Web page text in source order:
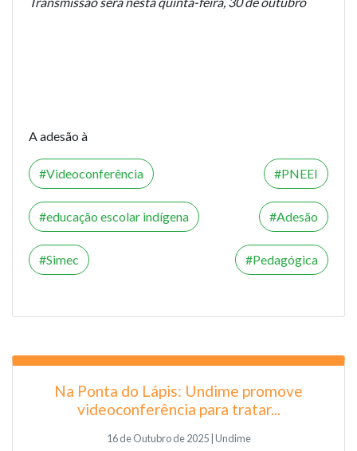
A adesão à
Videoconferência PNEEI
educação escolar indígena Adesão
Simec Pedagógica
Na Ponta do Lápis: Undime promove
videoconferência para tratar...
16 de Outubro de 2025 | Undime